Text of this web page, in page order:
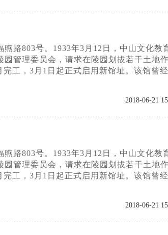
路803号。1933年3月12日，中山文化教
管理委员会，请求在陵园划拔若干土地
工，3月1日起正式启用新馆址。该馆曾
2018-06-21
路803号。1933年3月12日，中山文化教
管理委员会，请求在陵园划拔若干土地
工，3月1日起正式启用新馆址。该馆曾
2018-06-21